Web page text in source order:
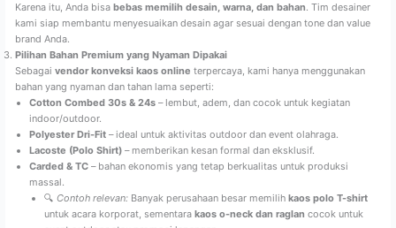
Karena itu, Anda bisa bebas memilih desain, warna, dan bahan. Tim desainer
kami siap membantu menyesuaikan desain agar sesuai dengan tone dan value
brand Anda.
Pilihan Bahan Premium yang Nyaman Dipakai
Sebagai vendor konveksi kaos online terpercaya, kami hanya menggunakan
bahan yang nyaman dan tahan lama seperti:
Cotton Combed 30s & 24s – lembut, adem, dan cocok untuk kegiatan
indoor/outdoor.
Polyester Dri-Fit – ideal untuk aktivitas outdoor dan event olahraga.
Lacoste (Polo Shirt) – memberikan kesan formal dan eksklusif.
Carded & TC – bahan ekonomis yang tetap berkualitas untuk produksi
massal.
🔍 Contoh relevan:Banyak perusahaan besar memilih kaos polo T-shirt
untuk acara korporat, sementara kaos o-neck dan raglan cocok untuk